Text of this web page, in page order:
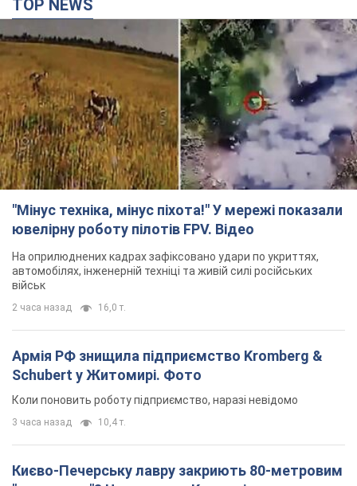
TOP NEWS
"Мінус техніка, мінус піхота!" У мережі показали
ювелірну роботу пілотів FPV. Відео
На оприлюднених кадрах зафіксовано удари по укриттях,
автомобілях, інженерній техніці та живій силі російських
військ
2 часа назад 16,0 т.
Армія РФ знищила підприємство Kromberg &
Schubert у Житомирі. Фото
Коли поновить роботу підприємство, наразі невідомо
3 часа назад 10,4 т.
Києво-Печерську лавру закриють 80-метровим